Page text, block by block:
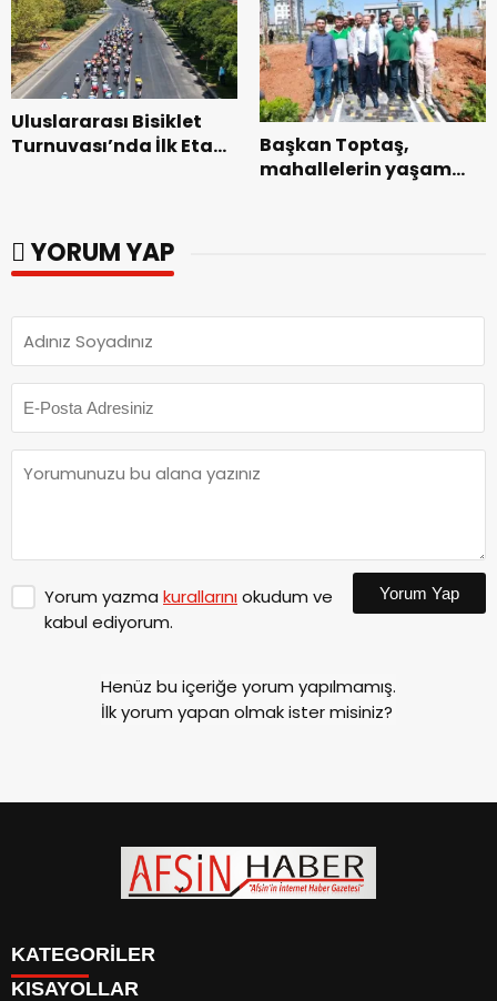
Uluslararası Bisiklet
Turnuvası’nda İlk Etap
Başkan Toptaş,
mahallelerin yaşam
YORUM YAP
Yorum yazma kurallarınıokudum ve
kabul ediyorum.
Yorum Yap
Henüz bu içeriğe yorum yapılmamış.
İlk yorum yapan olmak ister misiniz?
KATEGORİLER
KISAYOLLAR